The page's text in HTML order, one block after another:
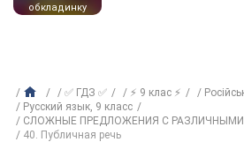
обкладинку
✅ ГДЗ ✅ ⚡ 9 клас ⚡
Русский язык, 9 класс
СЛОЖНЫЕ ПРЕДЛОЖЕНИЯ С
40. Публичная речь